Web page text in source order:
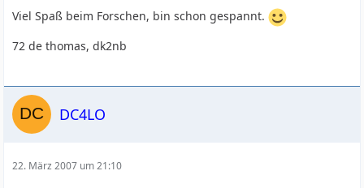
Viel Spaß beim Forschen, bin schon gespannt.
72 de thomas, dk2nb
DC4LO
22. März 2007 um 21:10